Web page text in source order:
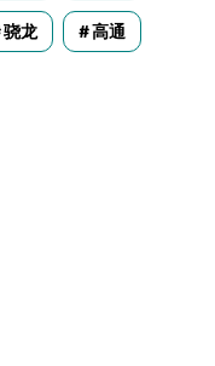
骁龙 高通